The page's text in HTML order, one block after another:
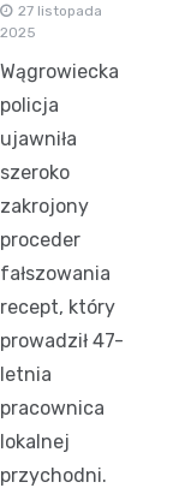
27 listopada
2025
Wągrowiecka
policja
ujawniła
szeroko
zakrojony
proceder
fałszowania
recept, który
prowadził 47-
letnia
pracownica
lokalnej
przychodni.